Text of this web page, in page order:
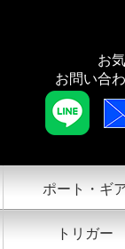
お
お問い合
ポート・ギ
トリガー